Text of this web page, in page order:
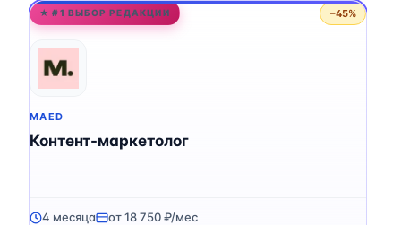
★ #1 ВЫБОР РЕДАКЦИИ −45%
MAED
Контент-маркетолог
4 месяца от 18 750 ₽/мес